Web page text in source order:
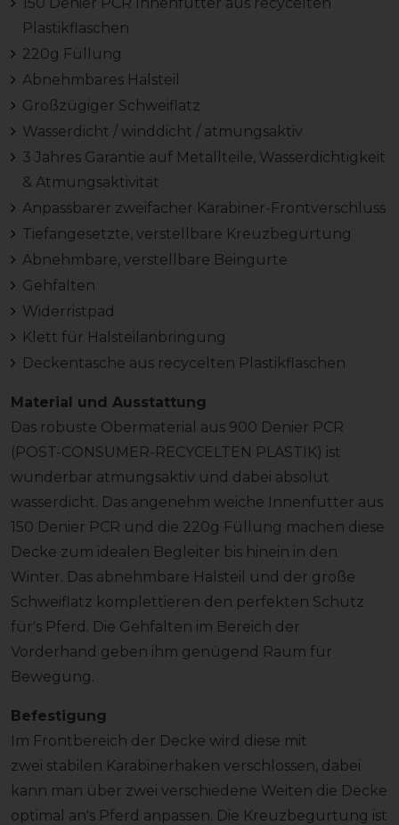
Plastikflaschen
220g Füllung
Abnehmbares Halsteil
Großzügiger Schweiflatz
Wasserdicht / winddicht / atmungsaktiv
3 Jahres Garantie auf Metallteile, Wasserdichtigkeit
& Atmungsaktivität
Anpassbarer zweifacher Karabiner-Frontverschluss
Tiefangesetzte, verstellbare Kreuzbegurtung
Abnehmbare, verstellbare Beingurte
Gehfalten
Widerristpad
Klett für Halsteilanbringung
Deckentasche aus recycelten Plastikflaschen
Material und Ausstattung
Das robuste Obermaterial aus 900 Denier PCR
(POST-CONSUMER-RECYCELTEN PLASTIK) ist
wunderbar atmungsaktiv und dabei absolut
wasserdicht. Das angenehm weiche Innenfutter aus
150 Denier PCR und die 220g Füllung machen diese
Decke zum idealen Begleiter bis hinein in den
Winter. Das abnehmbare Halsteil und der große
Schweiflatz komplettieren den perfekten Schutz
für's Pferd. Die Gehfalten im Bereich der
Vorderhand geben ihm genügend Raum für
Bewegung.
Befestigung
Im Frontbereich der Decke wird diese mit
zwei stabilen Karabinerhaken verschlossen, dabei
kann man über zwei verschiedene Weiten die Decke
optimal an's Pferd anpassen. Die Kreuzbegurtung ist